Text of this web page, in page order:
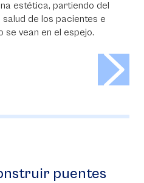
estética, partiendo del
de los pacientes e
se vean en el espejo.
puentes